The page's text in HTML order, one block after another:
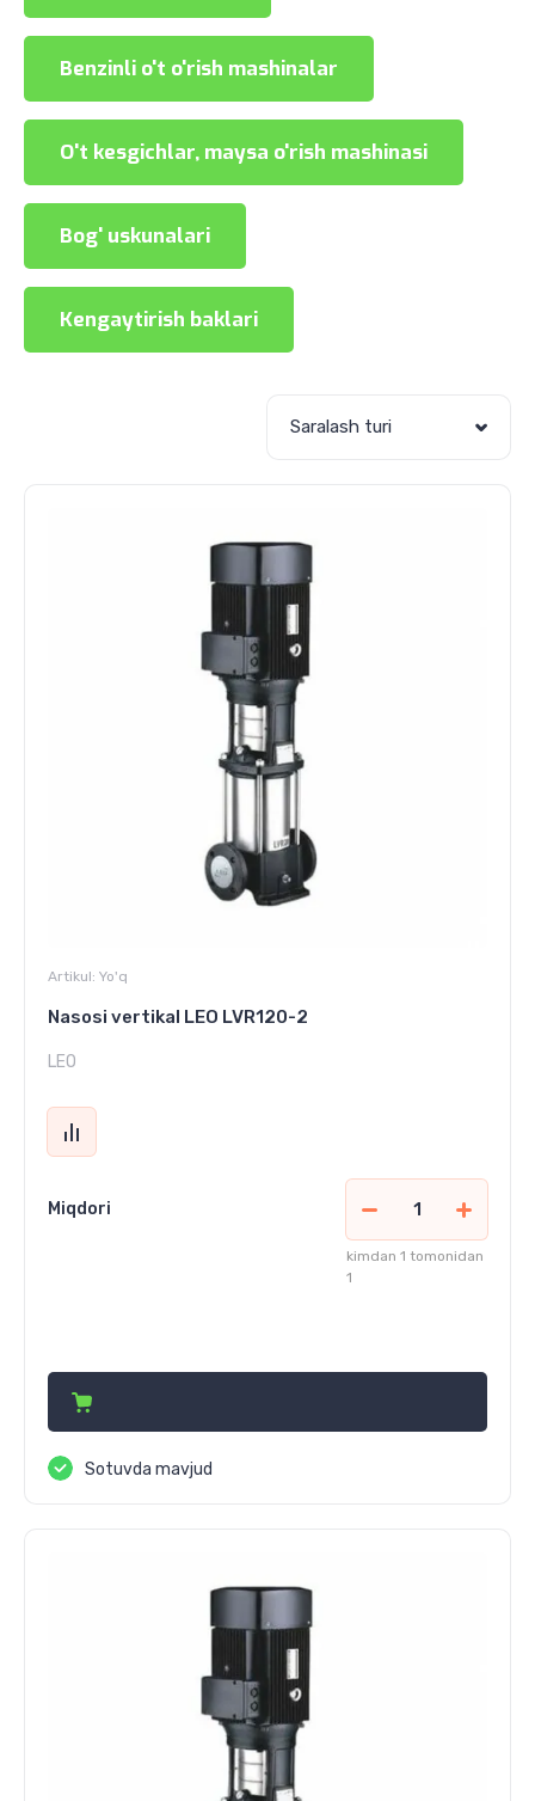
Benzinli o't o'rish mashinalar
O't kesgichlar, maysa o'rish mashinasi
Bog' uskunalari
Kengaytirish baklari
Saralash turi
Artikul: Yo'q
Nasosi vertikal LEO LVR120-2
LEO
Miqdori
kimdan 1 tomonidan
1
Sotuvda mavjud